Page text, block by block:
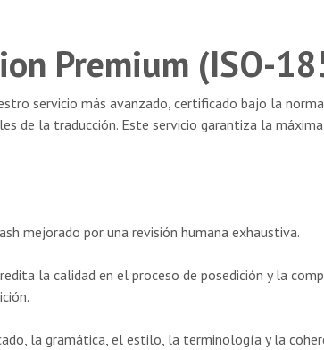
Premium (ISO-
servicio más avanzado, certificado bajo la
de la traducción. Este servicio garantiza la
mejorado por una revisión humana exhaustiva.
la calidad en el proceso de posedición y la
la gramática, el estilo, la terminología y la